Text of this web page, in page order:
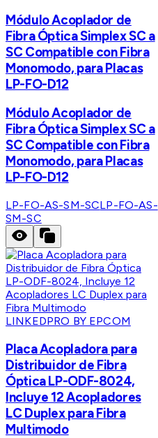
Módulo Acoplador de
Fibra Óptica Simplex SC a
SC Compatible con Fibra
Monomodo, para Placas
LP-FO-D12
Módulo Acoplador de
Fibra Óptica Simplex SC a
SC Compatible con Fibra
Monomodo, para Placas
LP-FO-D12
LP-FO-AS-SM-SCLP-FO-AS-
SM-SC
LINKEDPRO BY EPCOM
Placa Acopladora para
Distribuidor de Fibra
Óptica LP-ODF-8024,
Incluye 12 Acopladores
LC Duplex para Fibra
Multimodo